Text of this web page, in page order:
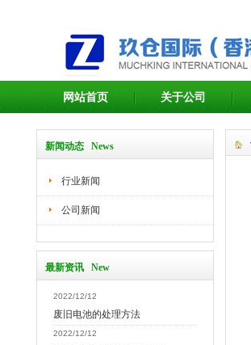
网站首页 关于公司
新闻动态 News
行业新闻
公司新闻
最新资讯 New
2022/12/12
废旧电池的处理方法
2022/12/12